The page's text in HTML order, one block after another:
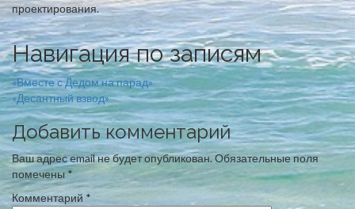
проектирования.
Навигация по записям
«Вместе с Дедом на парад»
«Десантный взвод»
Добавить комментарий
Ваш адрес email не будет опубликован.Обязательные поля
помечены *
Комментарий *